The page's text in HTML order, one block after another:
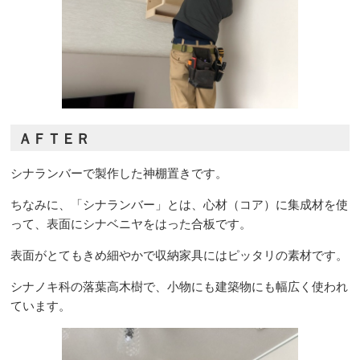
ＡＦＴＥＲ
シナランバーで製作した神棚置きです。
ちなみに、「シナランバー」とは、心材（コア）に集成材を使
って、表面にシナベニヤをはった合板です。
表面がとてもきめ細やかで収納家具にはピッタリの素材です。
シナノキ科の落葉高木樹で、小物にも建築物にも幅広く使われ
ています。